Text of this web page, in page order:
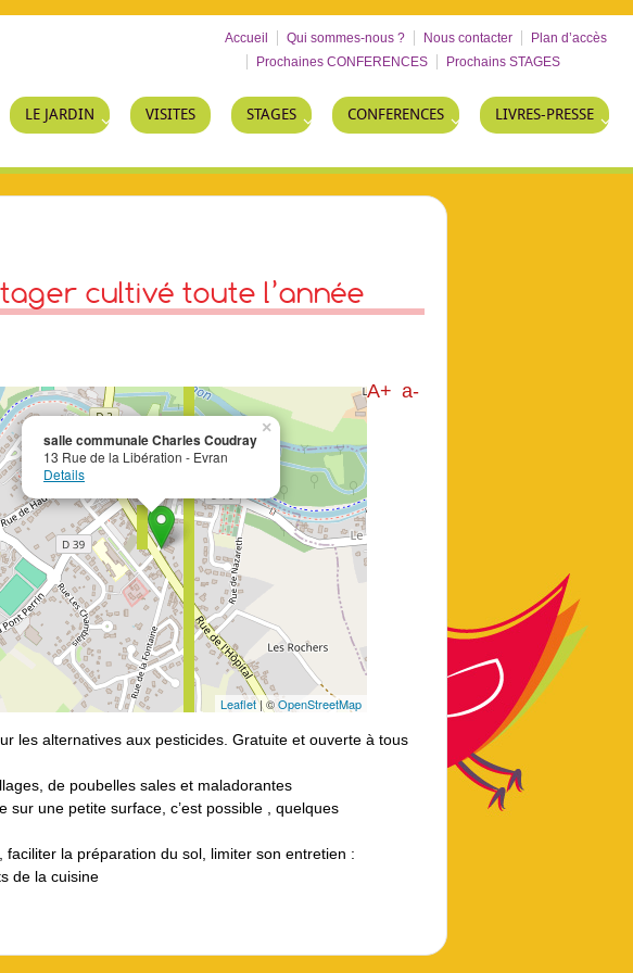
Accueil Qui sommes-nous ? Nous contacter
Plan d’accès
Prochaines CONFERENCES
Prochains STAGES
LE JARDIN VISITES STAGES CONFERENCES LIVRES-PRESSE
cultivé toute l’année
A+ a-
salle communale Charles Coudray
13 Rue de la Libération - Evran
Details
×
Leaflet| ©OpenStreetMap
les alternatives aux pesticides. Gratuite et ouverte à tous
de poubelles sales et maladorantes
sur une petite surface, c’est possible , quelques
la préparation du sol, limiter son entretien :
de la cuisine